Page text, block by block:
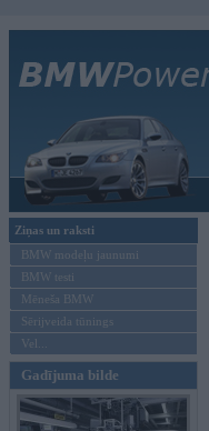
Ziņas un raksti
BMW modeļu jaunumi
BMW testi
Mēneša BMW
Sērijveida tūnings
Vel...
Gadījuma bilde